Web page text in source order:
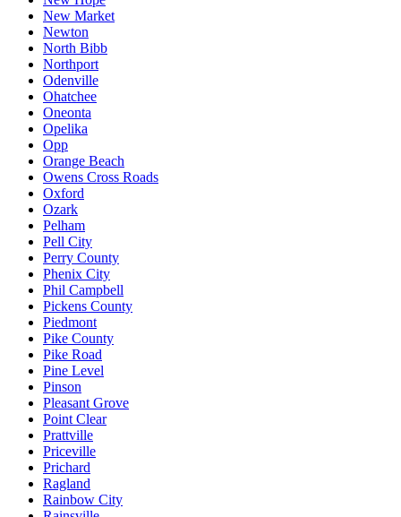
New Market
Newton
North Bibb
Northport
Odenville
Ohatchee
Oneonta
Opelika
Opp
Orange Beach
Owens Cross Roads
Oxford
Ozark
Pelham
Pell City
Perry County
Phenix City
Phil Campbell
Pickens County
Piedmont
Pike County
Pike Road
Pine Level
Pinson
Pleasant Grove
Point Clear
Prattville
Priceville
Prichard
Ragland
Rainbow City